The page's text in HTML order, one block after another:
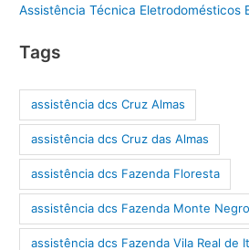
Assistência Técnica Eletrodomésticos
Tags
assistência dcs Cruz Almas
assistência dcs Cruz das Almas
assistência dcs Fazenda Floresta
assistência dcs Fazenda Monte Negro
assistência dcs Fazenda Vila Real de